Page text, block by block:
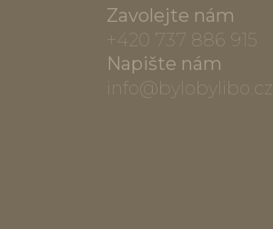
Zavolejte nám
+420 737 886 915
Napište nám
info@bylobylibo.cz